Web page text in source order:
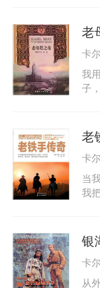
购
急
堡
算
坐
老
卡
我
子
衣
一
确
老
卡
当
我
我
或
很
帖
银
卡
从